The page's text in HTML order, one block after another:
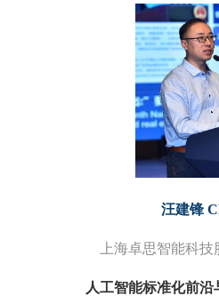
汪建锋
上海卓思智能科技
人工智能标准化前沿